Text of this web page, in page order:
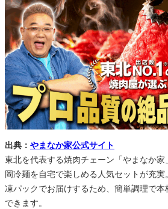
出典： やまなか家公式サイト
東北を代表する焼肉チェーン「やまなか
岡冷麺を自宅で楽しめる人気セットが充
凍パックでお届けするため、簡単調理で本
できます。